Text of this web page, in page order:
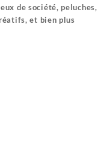
de société, peluches,
et bien plus